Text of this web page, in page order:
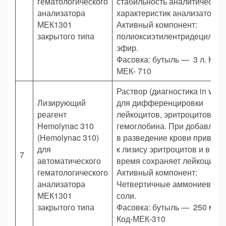
анализатора
МЕК1301
закрытого типа
характеристик
Активный компонент:
эфир.
Фасовка: бутыль — 3 л. Код
МЕК- 710
7
Лизирующий
реагент
Hemolynac 310
(Hemolynac 310)
для
автоматического
гематологического
анализатора
МЕК1301
закрытого типа
Раствор (диагностика in
для дифференцировки
лейкоцитов, эритроцитов и
гемоглобина. При
в разведение крови
к лизису эритроцитов и в то
время сохраняет лейкоциты.
Активный компонент:
Четвертичные аммониевые
соли.
Фасовка: бутыль — 250 мл.
Код-МЕК-310